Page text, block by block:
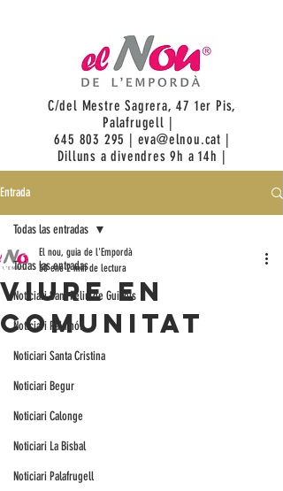
C/del Mestre Sagrera, 47 1er Pis,
Palafrugell |
645 803 295 | eva@elnou.cat |
Dilluns a divendres 9h a 14h |
Entrada
Todas las entradas
Noticiari Sant Feliu de Guixols
Noticiari Palamós
Noticiari Santa Cristina
Noticiari Begur
Noticiari Calonge
Noticiari La Bisbal
Noticiari Palafrugell
Todas las entradas
Viure en
comunitat
El nou, guia de l'Empordà
30 ene 2 min de lectura